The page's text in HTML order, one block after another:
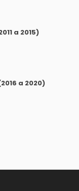
a 2015)
a 2020)